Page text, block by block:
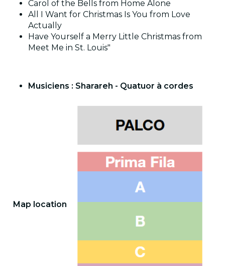
Carol of the Bells from Home Alone
All I Want for Christmas Is You from Love
Actually
Have Yourself a Merry Little Christmas from
Meet Me in St. Louis"
Musiciens : Sharareh - Quatuor à cordes
Map location